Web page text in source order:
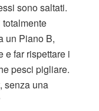
sono saltati.
un Piano B,
e far rispettare i
pesci pigliare.
senza una